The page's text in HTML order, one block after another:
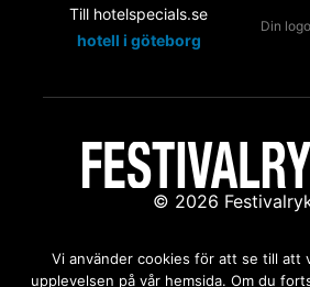
Till hotelspecials.se
hotell i göteborg
Din
© 2026
Kontakta oss:
Vi använder cookies för att se till att
upplevelsen på vår hemsida. Om du